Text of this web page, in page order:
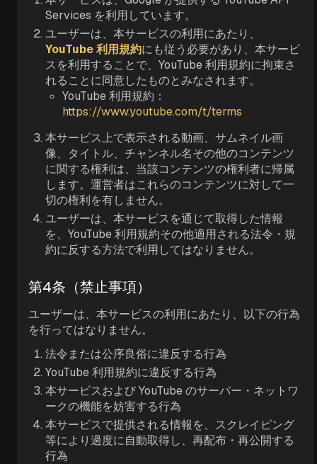
Services を利用しています。
ユーザーは、本サービスの利用にあたり、
YouTube 利用規約にも従う必要があり、本サービ
スを利用することで、YouTube 利用規約に拘束さ
れることに同意したものとみなされます。
YouTube 利用規約：
https://www.youtube.com/t/terms
本サービス上で表示される動画、サムネイル画
像、タイトル、チャンネル名その他のコンテンツ
に関する権利は、当該コンテンツの権利者に帰属
します。運営者はこれらのコンテンツに対して一
切の権利を有しません。
ユーザーは、本サービスを通じて取得した情報
を、YouTube 利用規約その他適用される法令・規
約に反する方法で利用してはなりません。
第4条（禁止事項）
ユーザーは、本サービスの利用にあたり、以下の行為
を行ってはなりません。
法令または公序良俗に違反する行為
YouTube 利用規約に違反する行為
本サービスおよび YouTube のサーバー・ネットワ
ークの機能を妨害する行為
本サービスで提供される情報を、スクレイピング
等により過度に自動取得し、再配布・再公開する
行為